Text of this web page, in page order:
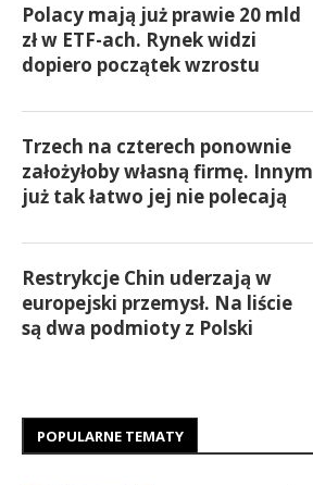
Polacy mają już prawie 20 mld
zł w ETF-ach. Rynek widzi
dopiero początek wzrostu
Trzech na czterech ponownie
założyłoby własną firmę. Innym
już tak łatwo jej nie polecają
Restrykcje Chin uderzają w
europejski przemysł. Na liście
są dwa podmioty z Polski
POPULARNE TEMATY